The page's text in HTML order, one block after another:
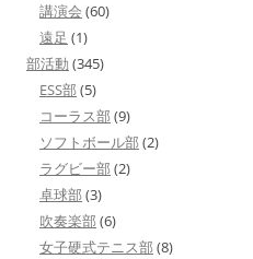
講演会 (60)
遠足 (1)
部活動 (345)
ESS部 (5)
コーラス部 (9)
ソフトボール部 (2)
ラグビー部 (2)
卓球部 (3)
吹奏楽部 (6)
女子硬式テニス部 (8)